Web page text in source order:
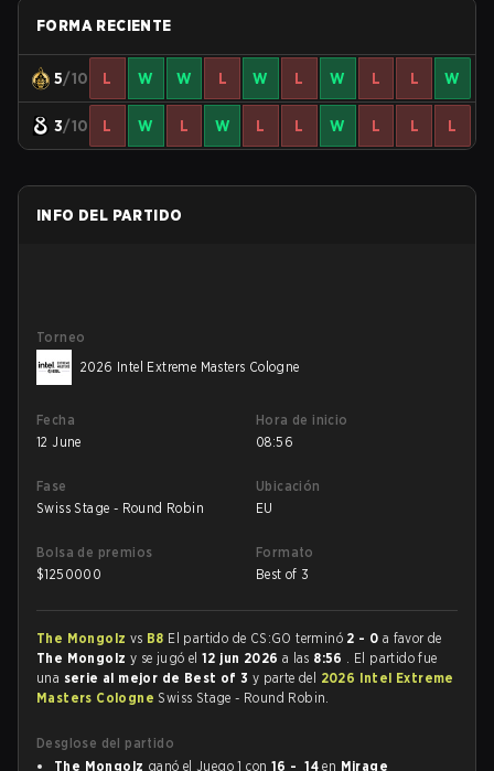
FORMA RECIENTE
5/10 L W W L W L W L L W
3/10 L W L W L L W L L L
INFO DEL PARTIDO
Torneo
2026 Intel Extreme Masters Cologne
Fecha
12 June
Hora de inicio
08:56
Fase
Swiss Stage - Round Robin
Ubicación
EU
Bolsa de premios
$1250000
Formato
Best of 3
The Mongolz vs B8 El partido de CS:GO terminó 2 - 0 a favor de
The Mongolz y se jugó el12 jun 2026 a las 8:56 . El partido fue
una serie al mejor de Best of 3 y parte del 2026 Intel Extreme
Masters Cologne Swiss Stage - Round Robin.
Desglose del partido
The Mongolz ganó el Juego 1 con 16 - 14 en Mirage